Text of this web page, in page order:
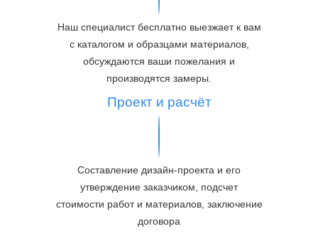
Наш специалист бесплатно выезжает к вам
с каталогом и образцами материалов,
обсуждаются ваши пожелания и
производятся замеры.
Проект и расчёт
Составление дизайн-проекта и его
утверждение заказчиком, подсчет
стоимости работ и материалов, заключение
договора